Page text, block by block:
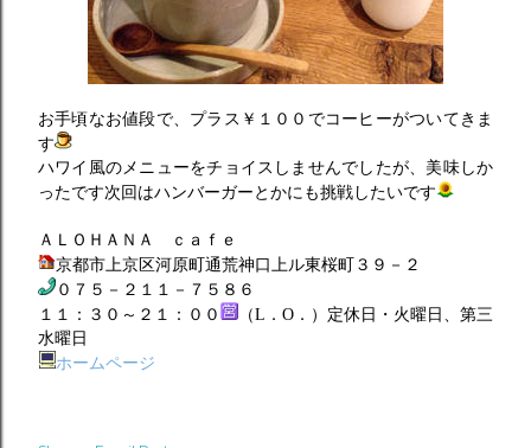
お手頃なお値段で、プラス￥１００でコーヒーがついてきま
す
ハワイ風のメニューをチョイスしませんでしたが、美味しか
ったです次回はハンバーガーとかにも挑戦したいです
ＡＬＯＨＡＮＡ ｃａｆｅ
京都市上京区河原町通荒神口上ル東桜町３９－２
０７５－２１１－７５８６
１１：３０～２１：００
（L．O．）定休日・火曜日、第三
水曜日
ホームページ